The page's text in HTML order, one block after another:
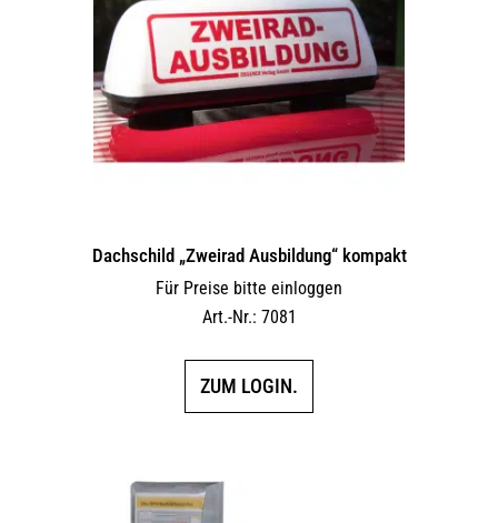
Dachschild „Zweirad Ausbildung“ kompakt
Für Preise bitte einloggen
Art.-Nr.: 7081
ZUM LOGIN.